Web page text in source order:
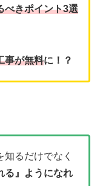
べきポイント3選
事が無料に！？
るだけでなく
る』ようになれ